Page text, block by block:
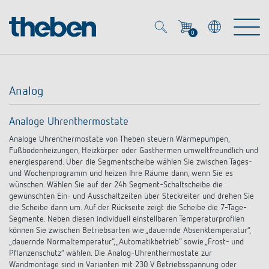
0
Produkte
Energy Manager
KNX
Smart Home
DALI
Präsenzmelder & Bewegungsmelder
OEM
OEM-Lösungen
Ansprechpartner OEM
OEM-Referenzen
Lösungen
Zeit- und Lichtsteuerung
DALI-2 Lichtsteuerung
Service
Downloads
Unternehmen
Analog
Analoge Uhrenthermostate
Analoge Uhrenthermostate von Theben steuern Wärmepumpen,
Fußbodenheizungen, Heizkörper oder Gasthermen umweltfreundlich und
energiesparend. Über die Segmentscheibe wählen Sie zwischen Tages-
und Wochenprogramm und heizen Ihre Räume dann, wenn Sie es
wünschen. Wählen Sie auf der 24h Segment-Schaltscheibe die
gewünschten Ein- und Ausschaltzeiten über Steckreiter und drehen Sie
die Scheibe dann um. Auf der Rückseite zeigt die Scheibe die 7-Tage-
Segmente. Neben diesen individuell einstellbaren Temperaturprofilen
können Sie zwischen Betriebsarten wie „dauernde Absenktemperatur“,
„dauernde Normaltemperatur“, „Automatikbetrieb“ sowie „Frost- und
Pflanzenschutz“ wählen. Die Analog-Uhrenthermostate zur
Wandmontage sind in Varianten mit 230 V Betriebsspannung oder